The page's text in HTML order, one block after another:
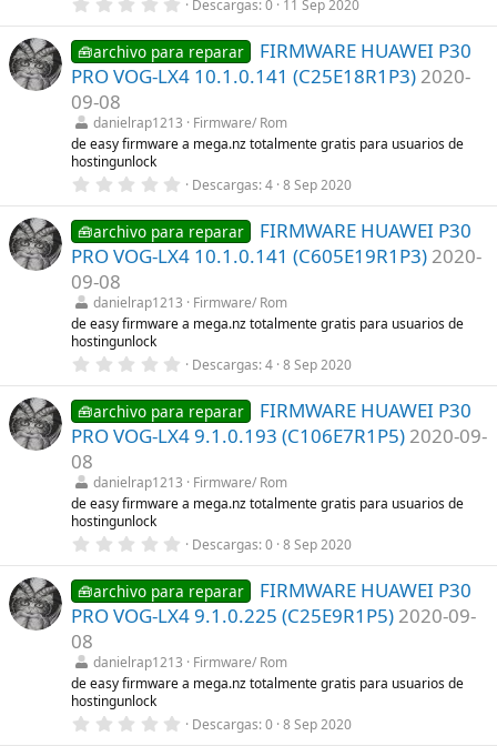
s
)0
0
e
s
e
l
s
)
Descargas 0 11 Sep 2020
🧰archivo para reparar
FIRMWARE HUAWEI P30
PRO VOG-LX4 10.1.0.141 (C25E18R1P3) 2020-
09-08
danielrap1213
Firmware/ Rom
de easy firmware a mega.nz totalmente gratis para usuarios de
hostingunlock
0
0
0
e
s
e
l
s
)
Descargas 4 8 Sep 2020
🧰archivo para reparar
FIRMWARE HUAWEI P30
PRO VOG-LX4 10.1.0.141 (C605E19R1P3) 2020-
09-08
danielrap1213
Firmware/ Rom
de easy firmware a mega.nz totalmente gratis para usuarios de
hostingunlock
0
0
0
e
s
e
l
s
)
Descargas 4 8 Sep 2020
🧰archivo para reparar
FIRMWARE HUAWEI P30
PRO VOG-LX4 9.1.0.193 (C106E7R1P5) 2020-09-
08
danielrap1213
Firmware/ Rom
de easy firmware a mega.nz totalmente gratis para usuarios de
hostingunlock
0
0
0
e
s
e
l
Descargas 0 8 Sep 2020
🧰archivo para reparar
FIRMWARE HUAWEI P30
PRO VOG-LX4 9.1.0.225 (C25E9R1P5) 2020-09-
08
danielrap1213
Firmware/ Rom
de easy firmware a mega.nz totalmente gratis para usuarios de
hostingunlock
0 Descargas 0 8 Sep 2020